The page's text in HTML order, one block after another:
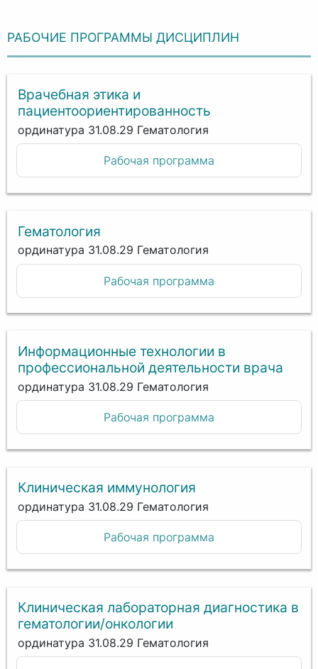
РАБОЧИЕ ПРОГРАММЫ ДИСЦИПЛИН
Врачебная этика и
пациентоориентированность
ординатура 31.08.29 Гематология
Рабочая программа
Гематология
ординатура 31.08.29 Гематология
Рабочая программа
Информационные технологии в
профессиональной деятельности врача
ординатура 31.08.29 Гематология
Рабочая программа
Клиническая иммунология
ординатура 31.08.29 Гематология
Рабочая программа
Клиническая лабораторная диагностика в
гематологии/онкологии
ординатура 31.08.29 Гематология